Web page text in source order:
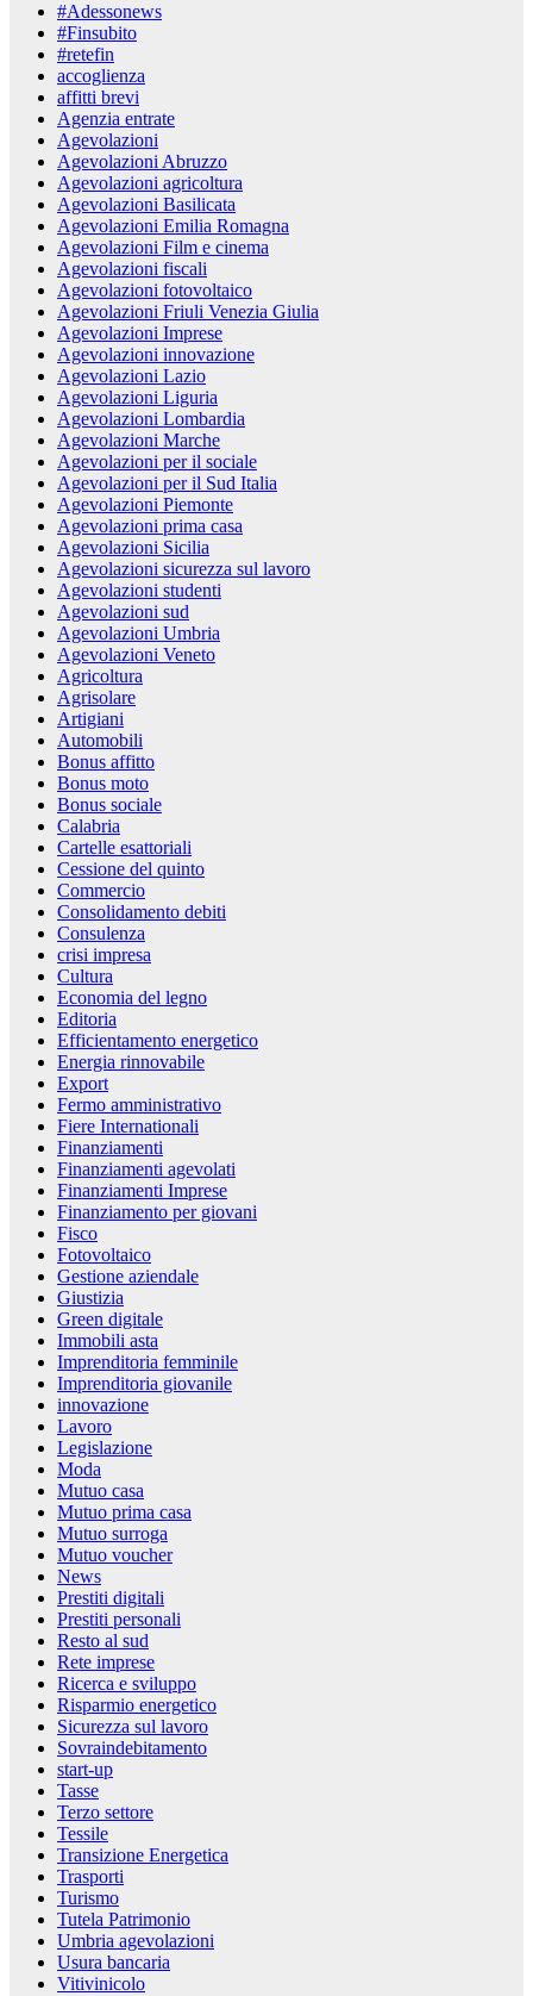
#Adessonews
#Finsubito
#retefin
accoglienza
affitti brevi
Agenzia entrate
Agevolazioni
Agevolazioni Abruzzo
Agevolazioni agricoltura
Agevolazioni Basilicata
Agevolazioni Emilia Romagna
Agevolazioni Film e cinema
Agevolazioni fiscali
Agevolazioni fotovoltaico
Agevolazioni Friuli Venezia Giulia
Agevolazioni Imprese
Agevolazioni innovazione
Agevolazioni Lazio
Agevolazioni Liguria
Agevolazioni Lombardia
Agevolazioni Marche
Agevolazioni per il sociale
Agevolazioni per il Sud Italia
Agevolazioni Piemonte
Agevolazioni prima casa
Agevolazioni Sicilia
Agevolazioni sicurezza sul lavoro
Agevolazioni studenti
Agevolazioni sud
Agevolazioni Umbria
Agevolazioni Veneto
Agricoltura
Agrisolare
Artigiani
Automobili
Bonus affitto
Bonus moto
Bonus sociale
Calabria
Cartelle esattoriali
Cessione del quinto
Commercio
Consolidamento debiti
Consulenza
crisi impresa
Cultura
Economia del legno
Editoria
Efficientamento energetico
Energia rinnovabile
Export
Fermo amministrativo
Fiere Internationali
Finanziamenti
Finanziamenti agevolati
Finanziamenti Imprese
Finanziamento per giovani
Fisco
Fotovoltaico
Gestione aziendale
Giustizia
Green digitale
Immobili asta
Imprenditoria femminile
Imprenditoria giovanile
innovazione
Lavoro
Legislazione
Moda
Mutuo casa
Mutuo prima casa
Mutuo surroga
Mutuo voucher
News
Prestiti digitali
Prestiti personali
Resto al sud
Rete imprese
Ricerca e sviluppo
Risparmio energetico
Sicurezza sul lavoro
Sovraindebitamento
start-up
Tasse
Terzo settore
Tessile
Transizione Energetica
Trasporti
Turismo
Tutela Patrimonio
Umbria agevolazioni
Usura bancaria
Vitivinicolo